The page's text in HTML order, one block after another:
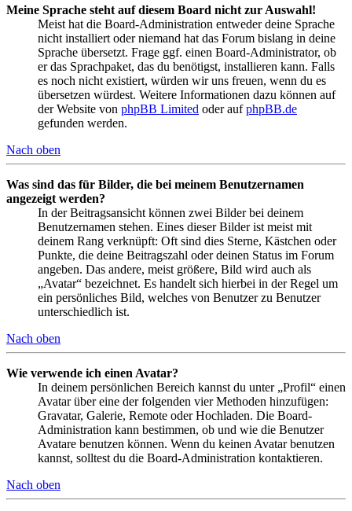
Meine Sprache steht auf diesem Board nicht zur Auswahl!
Meist hat die Board-Administration entweder deine Sprache
nicht installiert oder niemand hat das Forum bislang in deine
Sprache übersetzt. Frage ggf. einen Board-Administrator, ob
er das Sprachpaket, das du benötigst, installieren kann. Falls
es noch nicht existiert, würden wir uns freuen, wenn du es
übersetzen würdest. Weitere Informationen dazu können auf
der Website von phpBB Limited oder aufphpBB.de
gefunden werden.
Nach oben
Was sind das für Bilder, die bei meinem Benutzernamen
angezeigt werden?
In der Beitragsansicht können zwei Bilder bei deinem
Benutzernamen stehen. Eines dieser Bilder ist meist mit
deinem Rang verknüpft: Oft sind dies Sterne, Kästchen oder
Punkte, die deine Beitragszahl oder deinen Status im Forum
angeben. Das andere, meist größere, Bild wird auch als
„Avatar“ bezeichnet. Es handelt sich hierbei in der Regel um
ein persönliches Bild, welches von Benutzer zu Benutzer
unterschiedlich ist.
Nach oben
Wie verwende ich einen Avatar?
In deinem persönlichen Bereich kannst du unter „Profil“ einen
Avatar über eine der folgenden vier Methoden hinzufügen:
Gravatar, Galerie, Remote oder Hochladen. Die Board-
Administration kann bestimmen, ob und wie die Benutzer
Avatare benutzen können. Wenn du keinen Avatar benutzen
kannst, solltest du die Board-Administration kontaktieren.
Nach oben